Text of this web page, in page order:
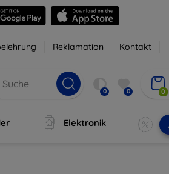
Reklamation Kontakt
0 0 0
Elektronik